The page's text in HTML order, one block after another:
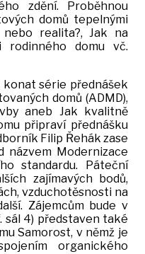
zdění. Proběhnou
domů tepelnými
nebo realita?, Jak na
rodinného domu vč.
konat série přednášek
domů (ADMD),
aneb Jak kvalitně
připraví přednášku
Filip Řehák zase
názvem Modernizace
standardu. Páteční
zajímavých bodů,
vzduchotěsnosti na
Zájemcům bude v
sál 4) představen také
Samorost, v němž je
organického